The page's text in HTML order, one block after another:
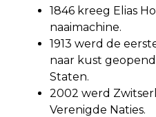
1846 kreeg Elias
naaimachine.
1913 werd de
naar kust
Staten.
2002 werd
Verenigde Naties.